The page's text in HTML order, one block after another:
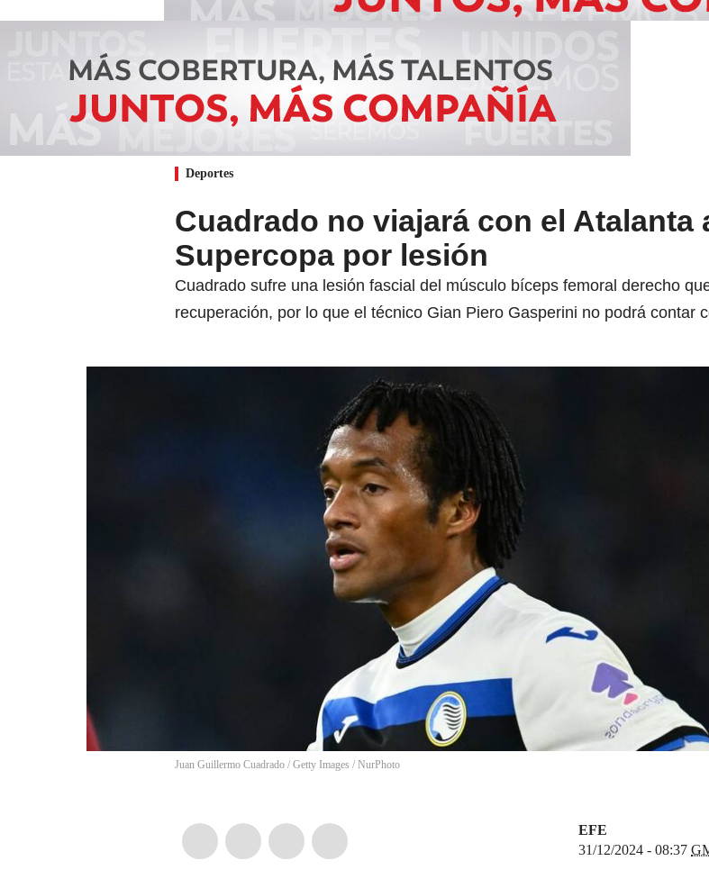
Deportes
Cuadrado no viajará con el Atalanta
Supercopa por lesión
Cuadrado sufre una lesión fascial del músculo bíceps femoral derecho
recuperación, por lo que el técnico Gian Piero Gasperini no podrá contar
Juan Guillermo Cuadrado / Getty Images / NurPhoto
EFE
31/12/2024 - 08:37